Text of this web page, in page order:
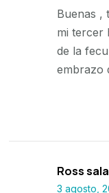
Buenas ,
mi tercer
de la
embrazo
Ross
3 agosto,